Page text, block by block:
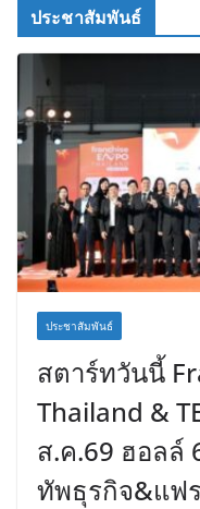
ประชาสัมพันธ์
ประชาสัมพันธ์
สตาร์ทวันนี้
Thailand &
ส.ค.69 ฮอลล์
ทัพธุรกิจ&แฟ